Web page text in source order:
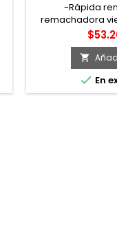
-Rápida
remachadora
Fácil de usar. -
refacción, fácil
remachadora

 En